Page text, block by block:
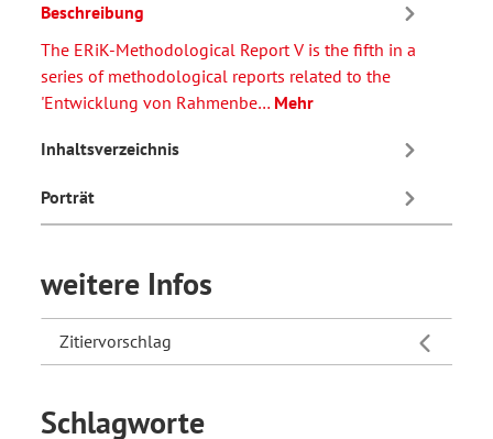
Beschreibung
The ERiK-Methodological Report V is the fifth in a
series of methodological reports related to the
'Entwicklung von Rahmenbe… Mehr
Inhaltsverzeichnis
Porträt
weitere Infos
Zitiervorschlag
Schlagworte